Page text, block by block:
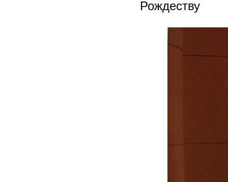
Рождеству